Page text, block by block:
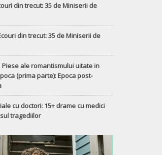
din trecut: 35 de Miniserii de
din trecut: 35 de Miniserii de
Piese ale romantismului uitate in
(prima parte): Epoca post-
cu doctori: 15+ drame cu medici
tragediilor